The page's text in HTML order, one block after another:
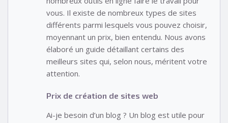
vous. Il existe de nombreux types de sites
différents parmi lesquels vous pouvez choisir,
moyennant un prix, bien entendu. Nous avons
élaboré un guide détaillant certains des
meilleurs sites qui, selon nous, méritent votre
attention.
Prix de création de sites web
Ai-je besoin d’un blog ? Un blog est utile pour